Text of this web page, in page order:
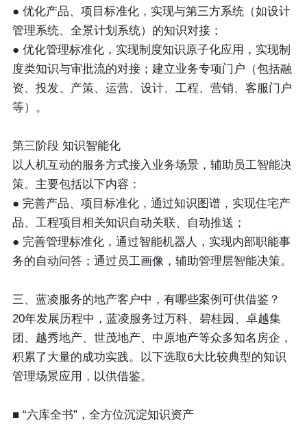
● 优化产品、项目标准化，实现与第三方系统（如设计
管理系统、全景计划系统）的知识对接；
● 优化管理标准化，实现制度知识原子化应用，实现制
度类知识与审批流的对接；建立业务专项门户（包括融
资、投发、产策、运营、设计、工程、营销、客服门户
等）。
第三阶段 知识智能化
以人机互动的服务方式接入业务场景，辅助员工智能决
策。主要包括以下内容：
● 完善产品、项目标准化，通过知识图谱，实现住宅产
品、工程项目相关知识自动关联、自动推送；
● 完善管理标准化，通过智能机器人，实现内部职能事
务的自动问答；通过员工画像，辅助管理层智能决策。
三、蓝凌服务的地产客户中，有哪些案例可供借鉴？
20年发展历程中，蓝凌服务过万科、碧桂园、卓越集
团、越秀地产、世茂地产、中原地产等众多知名房企，
积累了大量的成功实践。以下选取6大比较典型的知识
管理场景应用，以供借鉴。
■ “六库全书”，全方位沉淀知识资产